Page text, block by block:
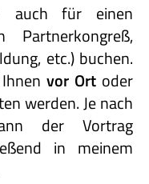
auch für einen
etc.) buchen.
vor Ortoder
werden. Je nach
der Vortrag
in meinem